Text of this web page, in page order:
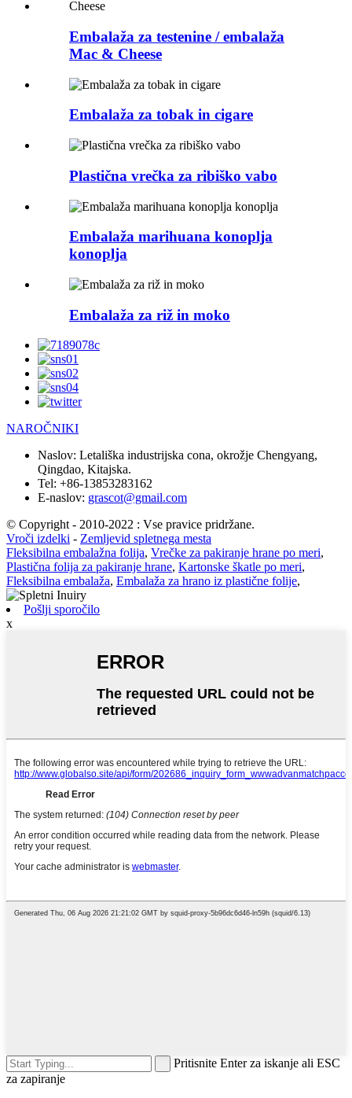
Embalaža za testenine / embalaža
Mac & Cheese
Embalaža za tobak in cigare
Plastična vrečka za ribiško vabo
Embalaža marihuana konoplja
konoplja
Embalaža za riž in moko
NAROČNIKI
Naslov: Letališka industrijska cona, okrožje Chengyang,
Qingdao, Kitajska.
Tel: +86-13853283162
E-naslov: grascot@gmail.com
© Copyright - 2010-2022 : Vse pravice pridržane.
Vroči izdelki - Zemljevid spletnega mesta
Fleksibilna embalažna folija, Vrečke za pakiranje hrane po meri,
Plastična folija za pakiranje hrane, Kartonske škatle po meri,
Fleksibilna embalaža, Embalaža za hrano iz plastične folije,
Pošlji sporočilo
x
Pritisnite Enter za iskanje ali ESC
za zapiranje